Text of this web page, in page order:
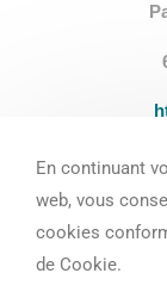
En continuant
web, vous
cookies
de Cookie.